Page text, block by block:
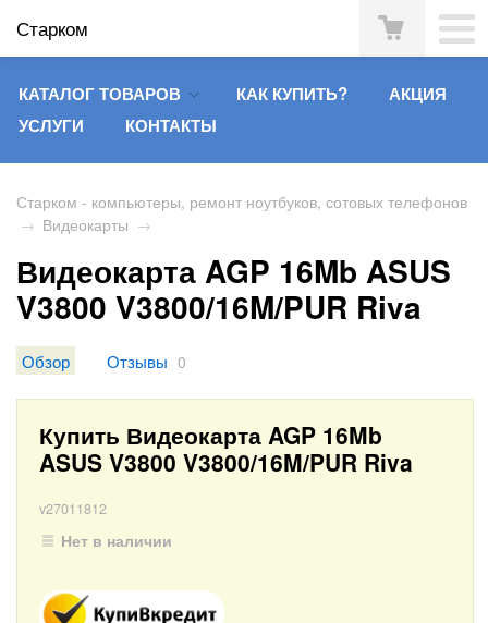
Старком
КАТАЛОГ ТОВАРОВ КАК КУПИТЬ?
АКЦИЯ
УСЛУГИ
КОНТАКТЫ
Старком - компьютеры, ремонт ноутбуков, сотовых телефонов
→ Видеокарты →
Видеокарта AGP 16Mb ASUS
V3800 V3800/16M/PUR Riva
Обзор Отзывы 0
Купить Видеокарта AGP 16Mb
ASUS V3800 V3800/16M/PUR Riva
v27011812
Нет в наличии